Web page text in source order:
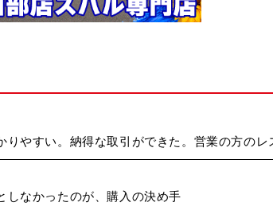
やすい。納得な取引ができた。営業の方のレ
しなかったのが、購入の決め手